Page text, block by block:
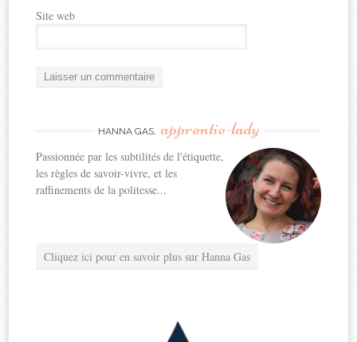
Site web
HANNA GAS, apprentie-lady
Passionnée par les subtilités de l'étiquette,
les règles de savoir-vivre, et les
raffinements de la politesse...
Cliquez ici pour en savoir plus sur Hanna Gas